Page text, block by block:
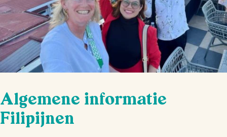
Algemene informatie
Filipijnen